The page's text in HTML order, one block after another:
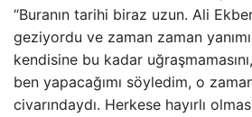
“Buranın tarihi biraz uzun. Ali
geziyordu ve zaman zaman
kendisine bu kadar
ben yapacağımı söyledim, o
civarındaydı. Herkese hayırlı